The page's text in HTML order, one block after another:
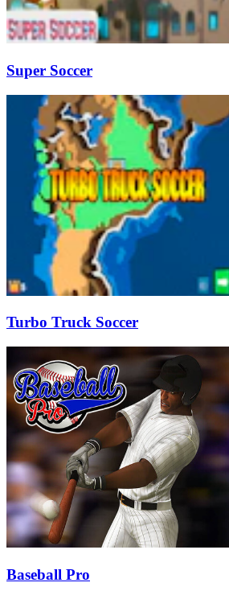
Super Soccer
Turbo Truck Soccer
Baseball Pro